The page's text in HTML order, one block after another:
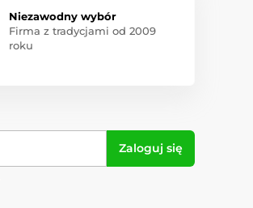
Niezawodny wybór
Firma z tradycjami od 2009
roku
Zaloguj się